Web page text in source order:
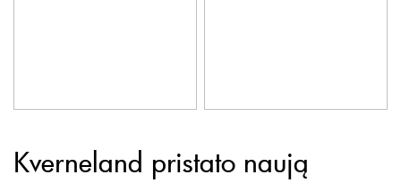
Kverneland pristato naują